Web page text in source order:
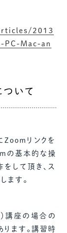
2013
Mac-an
ついて
Zoomリンクを
の基本的な操
して頂き、ス
ます。
講座の場合の
ます。講習時